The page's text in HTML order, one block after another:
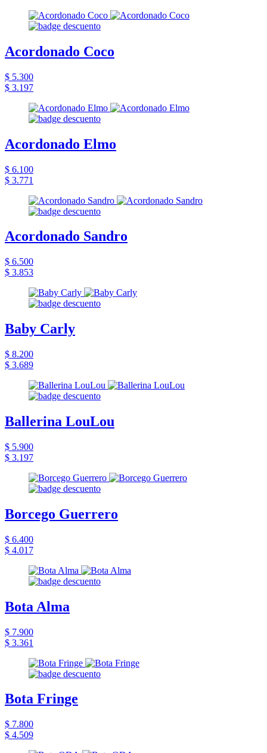
Acordonado Coco
$ 5.300
$ 3.197
Acordonado Elmo
$ 6.100
$ 3.771
Acordonado Sandro
$ 6.500
$ 3.853
Baby Carly
$ 8.200
$ 3.689
Ballerina LouLou
$ 5.900
$ 3.197
Borcego Guerrero
$ 6.400
$ 4.017
Bota Alma
$ 7.900
$ 3.361
Bota Fringe
$ 7.800
$ 4.509